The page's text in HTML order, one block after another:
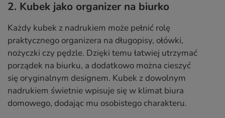
2. Kubek jako organizer na biurko
Każdy kubek z nadrukiem może pełnić rolę
praktycznego organizera na długopisy, ołówki,
nożyczki czy pędzle. Dzięki temu łatwiej utrzymać
porządek na biurku, a dodatkowo można cieszyć
się oryginalnym designem. Kubek z dowolnym
nadrukiem świetnie wpisuje się w klimat biura
domowego, dodając mu osobistego charakteru.